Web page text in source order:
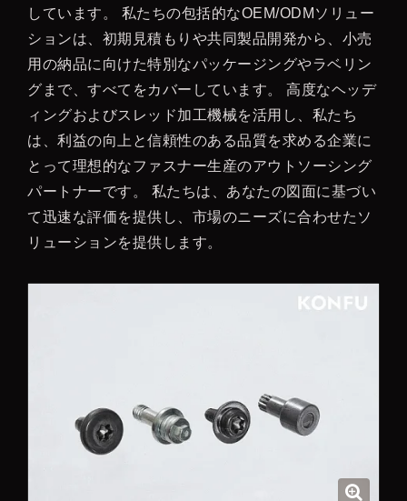
しています。 私たちの包括的なOEM/ODMソリュー
ションは、初期見積もりや共同製品開発から、小売
用の納品に向けた特別なパッケージングやラベリン
グまで、すべてをカバーしています。 高度なヘッデ
ィングおよびスレッド加工機械を活用し、私たち
は、利益の向上と信頼性のある品質を求める企業に
とって理想的なファスナー生産のアウトソーシング
パートナーです。 私たちは、あなたの図面に基づい
て迅速な評価を提供し、市場のニーズに合わせたソ
リューションを提供します。